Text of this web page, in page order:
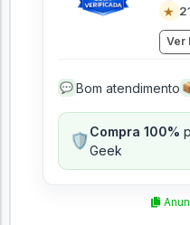
★
Ver
💬 Bom atendimento
🛡️Compra 100%
Geek